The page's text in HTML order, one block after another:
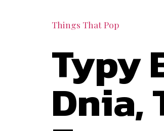
Things That Pop
Typy
Dnia,